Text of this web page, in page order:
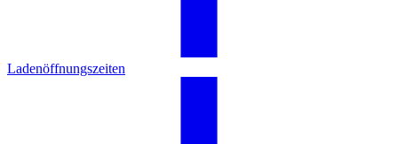
Ladenöffnungszeiten